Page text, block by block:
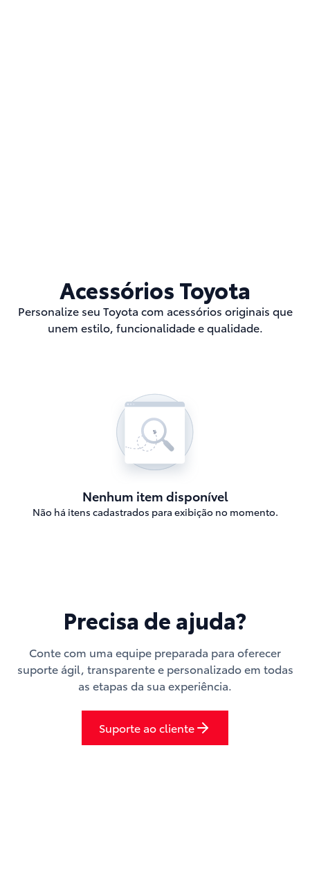
Acessórios Toyota
Personalize seu Toyota com acessórios originais que
unem estilo, funcionalidade e qualidade.
Nenhum item disponível
Não há itens cadastrados para exibição no momento.
Precisa de ajuda?
Conte com uma equipe preparada para oferecer
suporte ágil, transparente e personalizado em todas
as etapas da sua experiência.
Suporte ao cliente